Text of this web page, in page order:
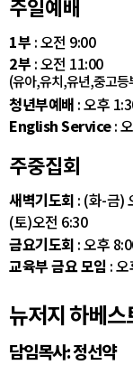
주일예배
1부 : 오전 9:00
2부 : 오전 11:00
(유아,유치,유년,중고등
청년부예배 : 오후
English Service:
주중집회
새벽기도회 : (화-금)
(토)오전 6:30
금요기도회 : 오후
교육부 금요 모임 :
뉴저지 하베스
담임목사: 정선약